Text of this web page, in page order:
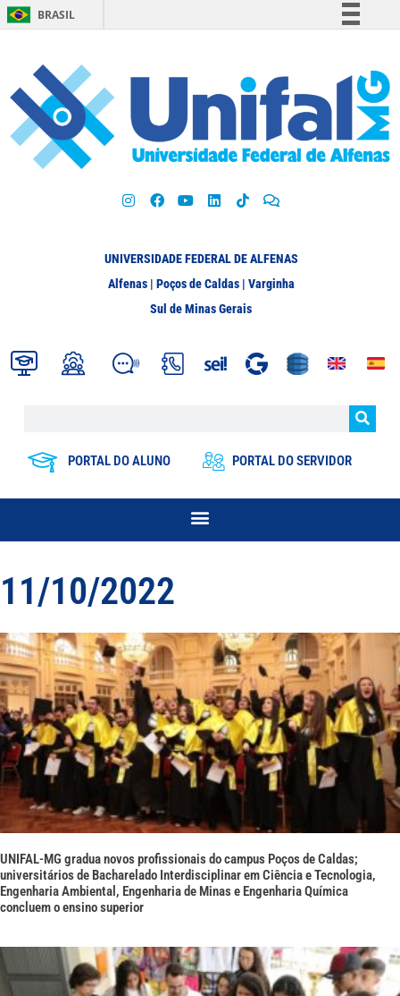
BRASIL
Participe
Acesso à informação
Legislação
UNIVERSIDADE FEDERAL DE ALFENAS
Alfenas | Poços de Caldas | Varginha
Sul de Minas Gerais
PORTAL DO ALUNO PORTAL DO SERVIDOR
11/10/2022
UNIFAL-MG gradua novos profissionais do campus Poços de Caldas;
universitários de Bacharelado Interdisciplinar em Ciência e Tecnologia,
Engenharia Ambiental, Engenharia de Minas e Engenharia Química
concluem o ensino superior